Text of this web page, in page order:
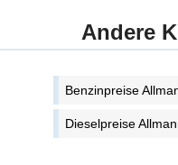
Andere
Benzinpreise
Dieselpreise